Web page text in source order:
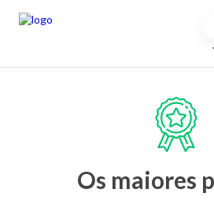
Os maiores